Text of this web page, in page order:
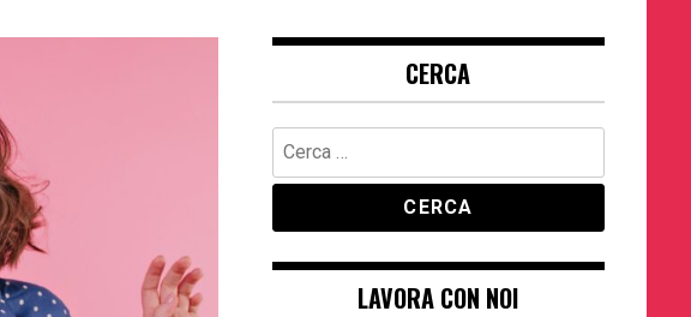
CERCA
Ricerca
per:
LAVORA CON NOI